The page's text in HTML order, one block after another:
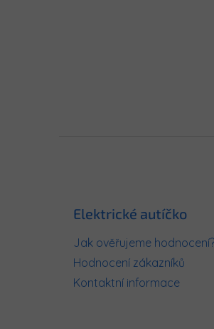
Elektrické autíčko
Jak ověřujeme hodnocení?
Hodnocení zákazníků
Kontaktní informace